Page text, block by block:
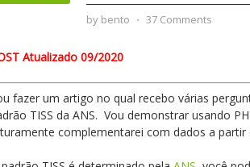
by bento ⋅ 37 Comments
Atualizado 09/2020
fazer um artigo no qual recebo várias
TISS da ANS. Vou demonstrar usando
complementarei com dados a partir